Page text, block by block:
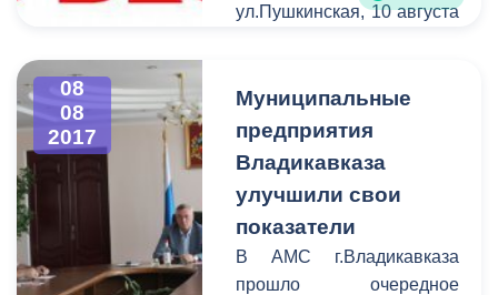
ул.Пушкинская, 10 августа
до ул.Баракова. Просим
участников дорожного
отнестись к ситуации и
заранее искать пути
объезда.
08
08
2017
Муниципальные
предприятия
Владикавказа
улучшили свои
показатели
В АМС г.Владикавказа
прошло очередное